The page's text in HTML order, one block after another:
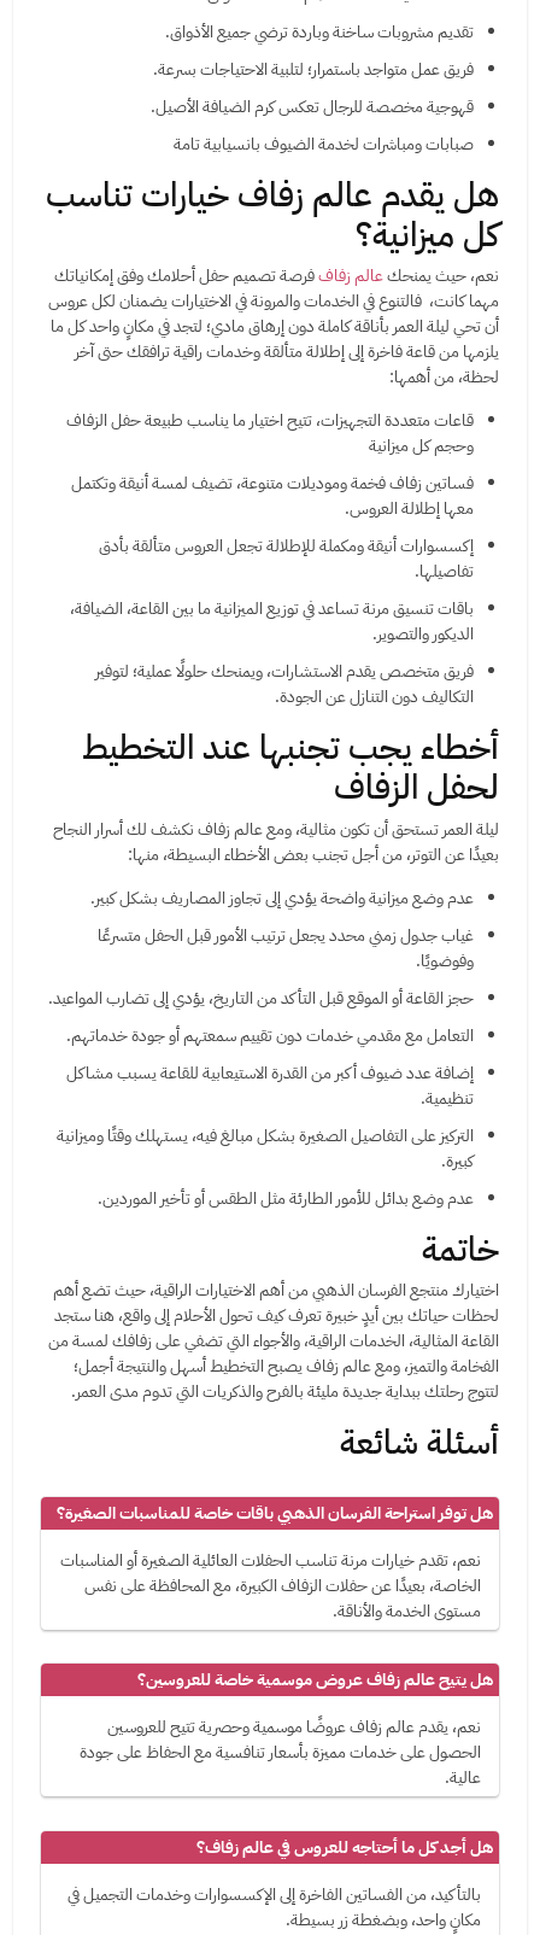
تقديم مشروبات ساخنة وباردة ترضي جميع الأذواق.
فريق عمل متواجد باستمرار؛ لتلبية الاحتياجات بسرعة.
قهوجية مخصصة للرجال تعكس كرم الضيافة الأصيل.
صبابات ومباشرات لخدمة الضيوف بانسيابية تامة
هل يقدم عالم زفاف خيارات تناسب
كل ميزانية؟
نعم، حيث يمنحكعالم زفاففرصة تصميم حفل أحلامك وفق إمكانياتك
مهما كانت، فالتنوع في الخدمات والمرونة في الاختيارات يضمنان لكل عروس
أن تحي ليلة العمر بأناقة كاملة دون إرهاق مادي؛ لتجد في مكانٍ واحد كل ما
يلزمها من قاعة فاخرة إلى إطلالة متألقة وخدمات راقية ترافقك حتى آخر
لحظة، من أهمها:
قاعات متعددة التجهيزات، تتيح اختيار ما يناسب طبيعة حفل الزفاف
وحجم كل ميزانية
فساتين زفاف فخمة وموديلات متنوعة، تضيف لمسة أنيقة وتكتمل
معها إطلالة العروس.
إكسسوارات أنيقة ومكملة للإطلالة تجعل العروس متألقة بأدق
تفاصيلها.
باقات تنسيق مرنة تساعد في توزيع الميزانية ما بين القاعة، الضيافة،
الديكور والتصوير.
فريق متخصص يقدم الاستشارات، ويمنحك حلولًا عملية؛ لتوفير
التكاليف دون التنازل عن الجودة.
أخطاء يجب تجنبها عند التخطيط
لحفل الزفاف
ليلة العمر تستحق أن تكون مثالية، ومع عالم زفاف نكشف لك أسرار النجاح
بعيدًا عن التوتر، من أجل تجنب بعض الأخطاء البسيطة، منها:
عدم وضع ميزانية واضحة يؤدي إلى تجاوز المصاريف بشكل كبير.
غياب جدول زمني محدد يجعل ترتيب الأمور قبل الحفل متسرعًا
وفوضويًا.
حجز القاعة أو الموقع قبل التأكد من التاريخ، يؤدي إلى تضارب المواعيد.
التعامل مع مقدمي خدمات دون تقييم سمعتهم أو جودة خدماتهم.
إضافة عدد ضيوف أكبر من القدرة الاستيعابية للقاعة يسبب مشاكل
تنظيمية.
التركيز على التفاصيل الصغيرة بشكل مبالغ فيه، يستهلك وقتًا وميزانية
كبيرة.
عدم وضع بدائل للأمور الطارئة مثل الطقس أو تأخير الموردين.
خاتمة
اختيارك منتجع الفرسان الذهبي من أهم الاختيارات الراقية، حيث تضع أهم
لحظات حياتك بين أيدٍ خبيرة تعرف كيف تحول الأحلام إلى واقع، هنا ستجد
القاعة المثالية، الخدمات الراقية، والأجواء التي تضفي على زفافك لمسة من
الفخامة والتميز، ومع عالم زفاف يصبح التخطيط أسهل والنتيجة أجمل؛
لتتوج رحلتك ببداية جديدة مليئة بالفرح والذكريات التي تدوم مدى العمر.
أسئلة شائعة
هل توفر استراحة الفرسان الذهبي باقات خاصة للمناسبات الصغيرة؟
نعم، تقدم خيارات مرنة تناسب الحفلات العائلية الصغيرة أو المناسبات
الخاصة، بعيدًا عن حفلات الزفاف الكبيرة، مع المحافظة على نفس
مستوى الخدمة والأناقة.
هل يتيح عالم زفاف عروض موسمية خاصة للعروسين؟
نعم، يقدم عالم زفاف عروضًا موسمية وحصرية تتيح للعروسين
الحصول على خدمات مميزة بأسعار تنافسية مع الحفاظ على جودة
عالية.
هل أجد كل ما أحتاجه للعروس في عالم زفاف؟
بالتأكيد، من الفساتين الفاخرة إلى الإكسسوارات وخدمات التجميل في
مكانٍ واحد، وبضغطة زر بسيطة.